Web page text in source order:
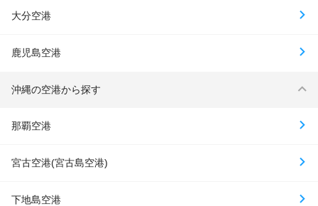
大分空港
鹿児島空港
沖縄の空港から探す
那覇空港
宮古空港(宮古島空港)
下地島空港